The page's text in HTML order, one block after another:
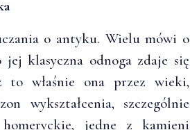
o antyku. Wielu mówi o
klasyczna odnoga zdaje się
to właśnie ona przez wieki,
wykształcenia, szczególnie
jedne z kamieni